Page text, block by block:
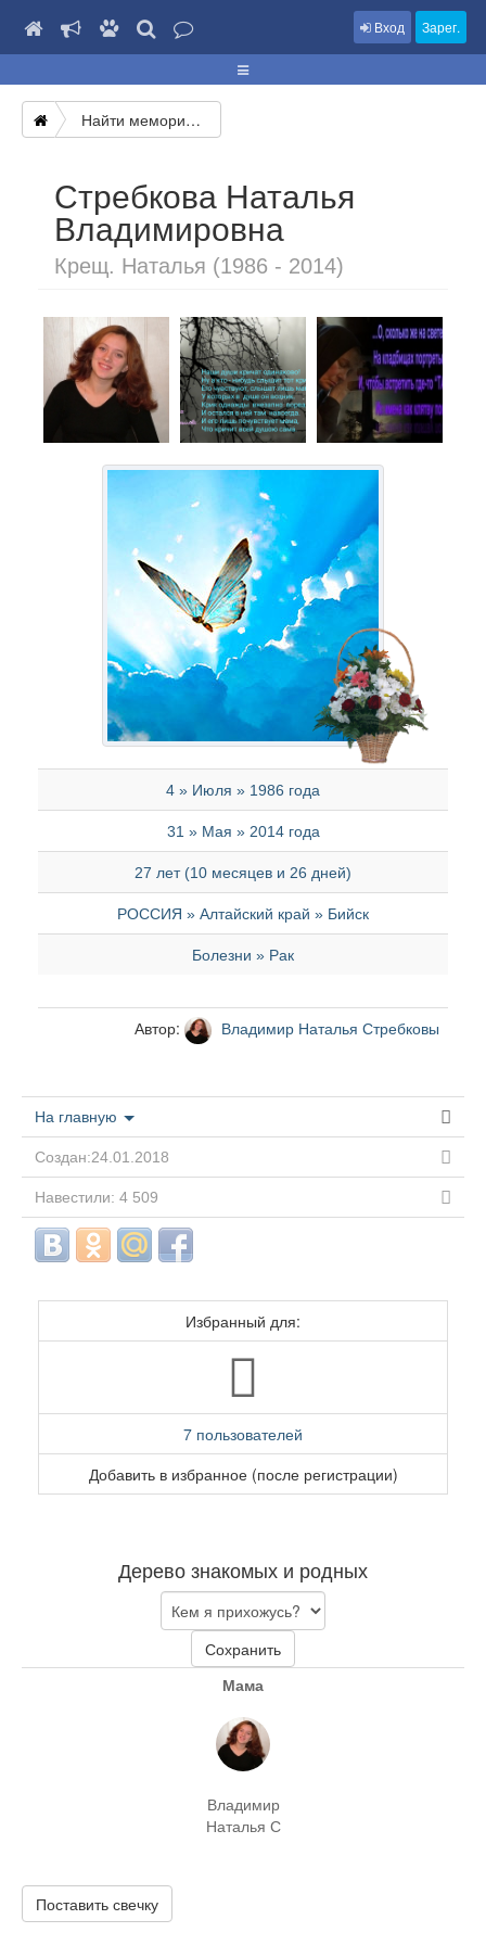
Вход Зарег.
Найти мемориал
Стребкова Наталья
Владимировна
Крещ. Наталья (1986 - 2014)
4 » Июля » 1986 года
31 » Мая » 2014 года
27 лет (10 месяцев и 26 дней)
РОССИЯ » Алтайский край » Бийск
Болезни » Рак
Автор: Владимир Наталья Стребковы
На главную
Создан:24.01.2018
Навестили: 4 509
Избранный для:
7 пользователей
Добавить в избранное (после регистрации)
Дерево знакомых и родных
Сохранить
Мама
Владимир
Наталья С
Поставить свечку